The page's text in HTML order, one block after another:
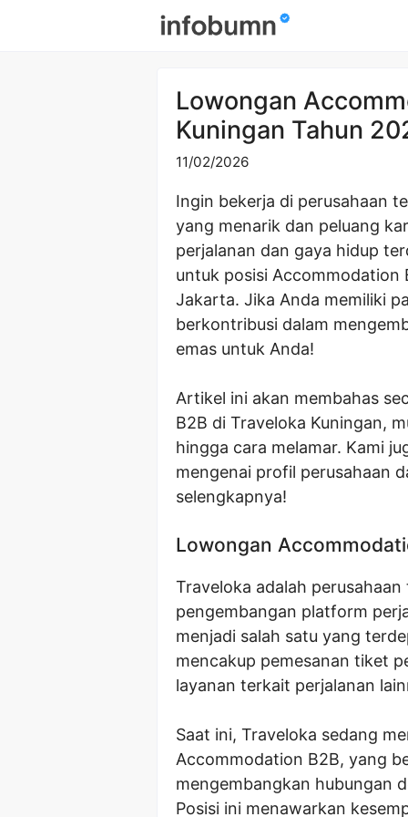
Lowongan
Kuningan Tahun
11/02/2026
Ingin bekerja di perusahaan
yang menarik dan peluang
perjalanan dan gaya hidup
untuk posisi Accommodation
Jakarta. Jika Anda memiliki
berkontribusi dalam
emas untuk Anda!
Artikel ini akan membahas
B2B di Traveloka Kuningan,
hingga cara melamar. Kami
mengenai profil perusahaan
selengkapnya!
Lowongan
Traveloka adalah
pengembangan platform
menjadi salah satu yang
mencakup pemesanan tiket
layanan terkait perjalanan
Saat ini, Traveloka sedang
Accommodation B2B, yang
mengembangkan hubungan
Posisi ini menawarkan